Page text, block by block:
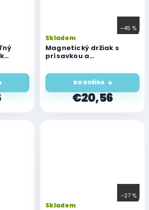
–45 %
Magnetický držiak s
prísavkou a
Cellularline MAG4 Pilot
Force Wireless, čierny
Skladem
€20,56
DO KOŠÍKA
–27 %
Skladem